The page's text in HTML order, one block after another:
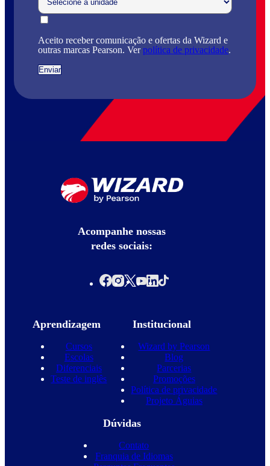
Aceito receber comunicação e ofertas da Wizard e
outras marcas Pearson. Verpolítica de privacidade.
Acompanhe nossas
redes sociais:
Aprendizagem
Cursos
Escolas
Diferenciais
Teste de inglês
Institucional
Wizard by Pearson
Blog
Parcerias
Promoções
Política de privacidade
Projeto Águias
Dúvidas
Contato
Franquia de Idiomas